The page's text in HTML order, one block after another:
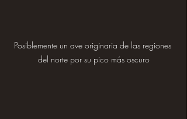
Posiblemente un ave originaria de las regiones
del norte por su pico más oscuro